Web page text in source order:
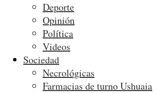
Deporte
Opinión
Política
Videos
Sociedad
Necrológicas
Farmacias de turno Ushuaia